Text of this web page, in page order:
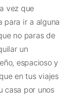
vez que
para ir a alguna
no paras de
un
espacioso y
en tus viajes
casa por unos